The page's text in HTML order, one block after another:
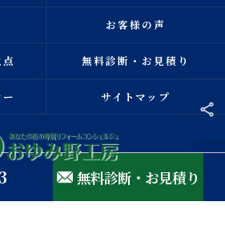
無料診断・お見積り
お客様の声
無料診断・お見積り
サイトマップ
装ならおゆみ野工房 ALL RIGHTS RESERVED.